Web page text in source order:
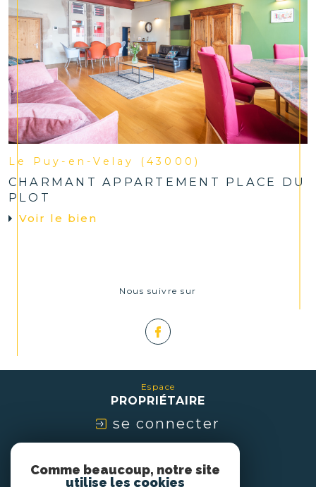
Le Puy-en-Velay (43000)
CHARMANT APPARTEMENT PLACE DU
PLOT
Voir le bien
Nous suivre sur
Espace
PROPRIÉTAIRE
se connecter
ADHÉRONS
Comme beaucoup, notre site
utilise les cookies